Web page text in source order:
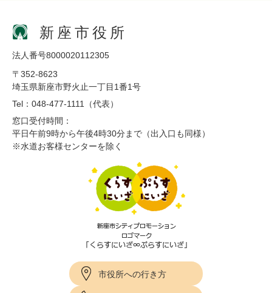
新座市役所
法人番号8000020112305
〒352-8623
埼玉県新座市野火止一丁目1番1号
Tel：048-477-1111（代表）
窓口受付時間：
平日午前9時から午後4時30分まで（出入口も同様）
※水道お客様センターを除く
市役所への行き方